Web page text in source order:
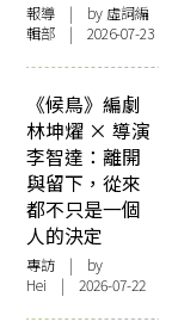
報導 | by 虛詞編
輯部 | 2026-07-23
《候鳥》編劇
林坤燿 × 導演
李智達：離開
與留下，從來
都不只是一個
人的決定
專訪 | by
Hei | 2026-07-22